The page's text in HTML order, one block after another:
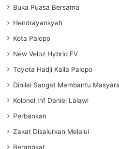
Buka Puasa Bersama
Hendrayansyah
Kota Palopo
New Veloz Hybrid EV
Toyota Hadji Kalla Palopo
Dinilai Sangat Membantu
Kolonel Inf Daniel Lalawi
Perbankan
Zakat Disalurkan Melalui
Berangkat